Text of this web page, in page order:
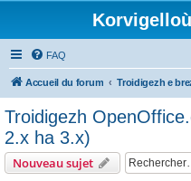
FAQ
Accueil du forum Troidigezh e
Troidigezh
2.x ha 3.x)
Nouveau sujet